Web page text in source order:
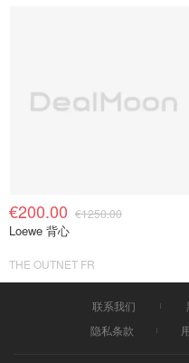
€200.00 €1250.00
Loewe 背心
THE OUTNET FR
联系我们
隐私条款